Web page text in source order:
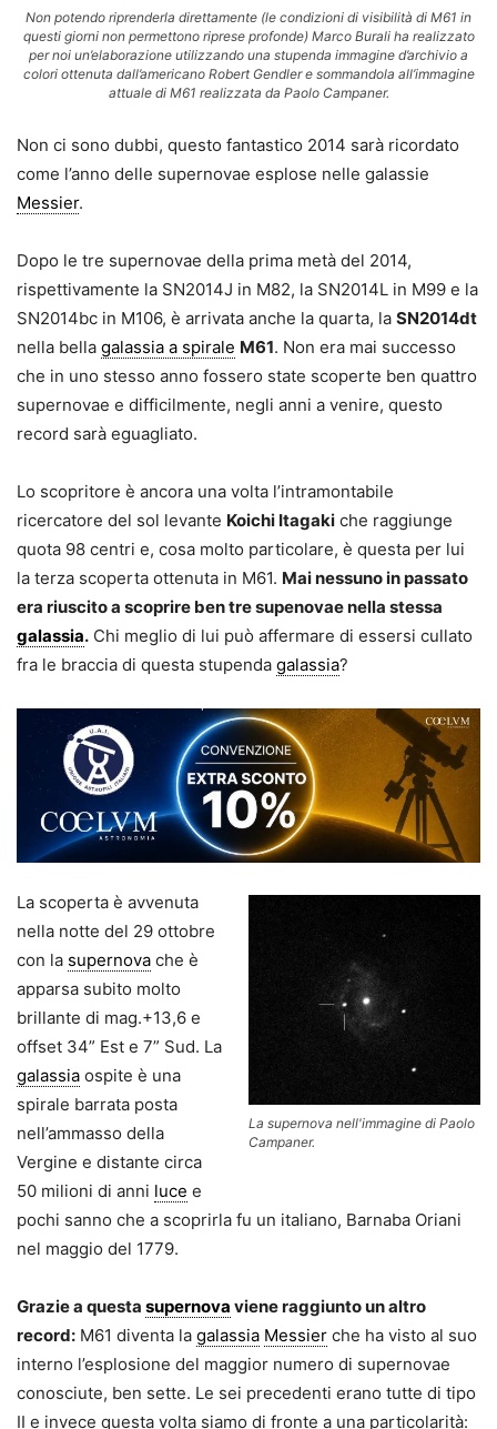
Non potendo riprenderla direttamente (le condizioni di visibilità di M61 in
questi giorni non permettono riprese profonde) Marco Burali ha realizzato
per noi un’elaborazione utilizzando una stupenda immagine d’archivio a
colori ottenuta dall’americano Robert Gendler e sommandola all’immagine
attuale di M61 realizzata da Paolo Campaner.
Non ci sono dubbi, questo fantastico 2014 sarà ricordato
come l’anno delle supernovae esplose nelle galassie
Messier.
Dopo le tre supernovae della prima metà del 2014,
rispettivamente la SN2014J in M82, la SN2014L in M99 e la
SN2014bc in M106, è arrivata anche la quarta, la SN2014dt
nella bella galassia a spirale M61. Non era mai successo
che in uno stesso anno fossero state scoperte ben quattro
supernovae e difficilmente, negli anni a venire, questo
record sarà eguagliato.
Lo scopritore è ancora una volta l’intramontabile
ricercatore del sol levante Koichi Itagaki che raggiunge
quota 98 centri e, cosa molto particolare, è questa per lui
la terza scoperta ottenuta in M61. Mai nessuno in passato
era riuscito a scoprire ben tre supenovae nella stessa
galassia. Chi meglio di lui può affermare di essersi cullato
fra le braccia di questa stupenda galassia?
La supernova nell'immagine di Paolo
Campaner.
La scoperta è avvenuta
nella notte del 29 ottobre
con la supernova che è
apparsa subito molto
brillante di mag.+13,6 e
offset 34” Est e 7” Sud. La
galassia ospite è una
spirale barrata posta
nell’ammasso della
Vergine e distante circa
50 milioni di anni luce e
pochi sanno che a scoprirla fu un italiano, Barnaba Oriani
nel maggio del 1779.
Grazie a questa supernova viene raggiunto un altro
record: M61 diventa la galassia Messier che ha visto al suo
interno l’esplosione del maggior numero di supernovae
conosciute, ben sette. Le sei precedenti erano tutte di tipo
II e invece questa volta siamo di fronte a una particolarità: